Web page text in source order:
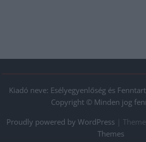
Kiadó neve: Esélyegyenlőség és
Copyright © Minden jog
Proudly powered by WordPress
Themes